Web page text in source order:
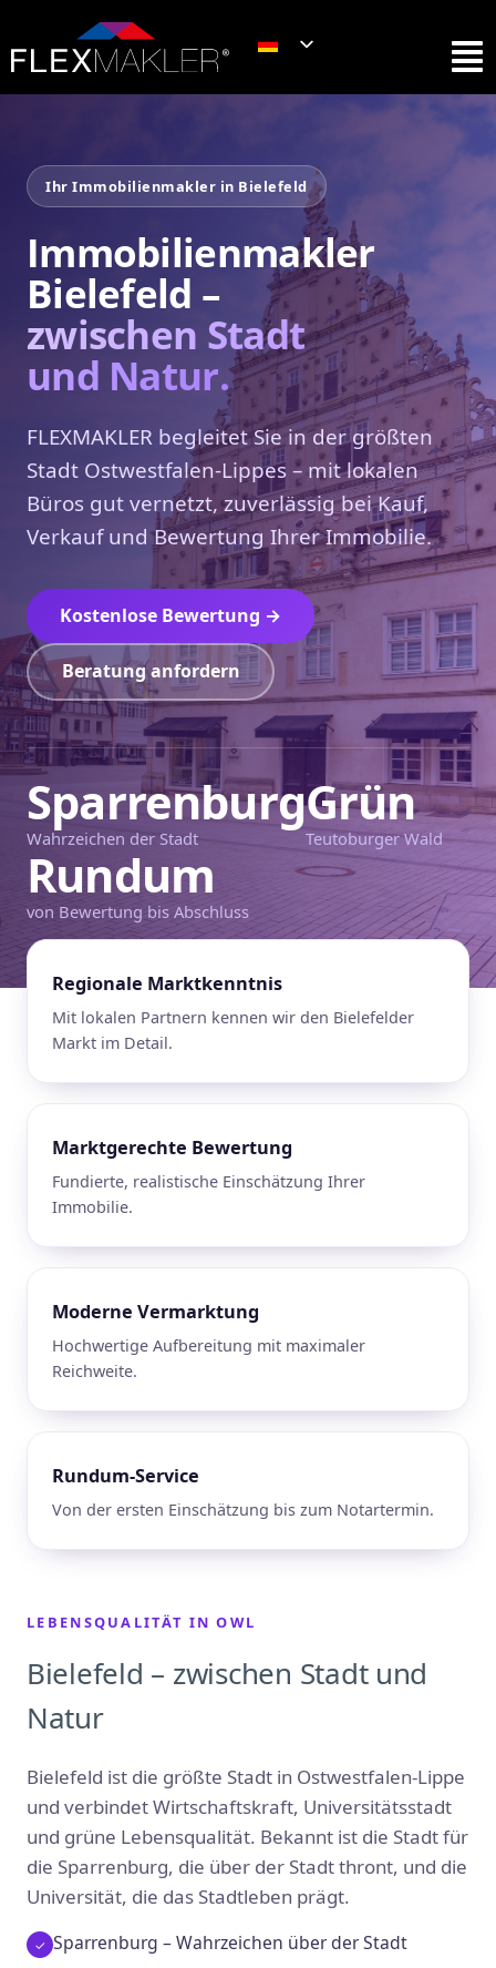
Ihr Immobilienmakler in Bielefeld
Immobilienmakler
Bielefeld –
zwischen Stadt
und Natur.
FLEXMAKLER begleitet Sie in der größten
Stadt Ostwestfalen-Lippes – mit lokalen
Büros gut vernetzt, zuverlässig bei Kauf,
Verkauf und Bewertung Ihrer Immobilie.
Kostenlose Bewertung →
Beratung anfordern
Sparrenburg
Wahrzeichen der Stadt
Grün
Teutoburger Wald
Rundum
von Bewertung bis Abschluss
Regionale Marktkenntnis
Mit lokalen Partnern kennen wir den Bielefelder
Markt im Detail.
Marktgerechte Bewertung
Fundierte, realistische Einschätzung Ihrer
Immobilie.
Moderne Vermarktung
Hochwertige Aufbereitung mit maximaler
Reichweite.
Rundum-Service
Von der ersten Einschätzung bis zum Notartermin.
LEBENSQUALITÄT IN OWL
Bielefeld – zwischen Stadt und
Natur
Bielefeld ist die größte Stadt in Ostwestfalen-Lippe
und verbindet Wirtschaftskraft, Universitätsstadt
und grüne Lebensqualität. Bekannt ist die Stadt für
die Sparrenburg, die über der Stadt thront, und die
Universität, die das Stadtleben prägt.
Sparrenburg – Wahrzeichen über der Stadt